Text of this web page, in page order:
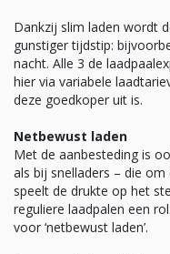
Dankzij slim laden wordt
gunstiger tijdstip:
nacht. Alle 3 de
hier via variabele
deze goedkoper uit is.
Netbewust laden
Met de aanbesteding is
als bij snelladers – die
speelt de drukte op het
reguliere laadpalen een
voor ‘netbewust laden’.